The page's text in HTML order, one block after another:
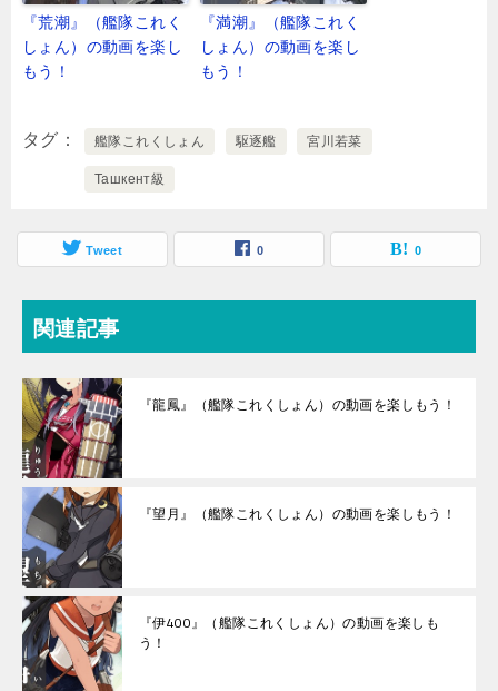
『荒潮』（艦隊これく
しょん）の動画を楽し
もう！
『満潮』（艦隊これく
しょん）の動画を楽し
もう！
タグ 艦隊これくしょん 駆逐艦 宮川若菜
Ташкент級
Tweet 0 0
関連記事
『龍鳳』（艦隊これくしょん）の動画を楽しもう！
『望月』（艦隊これくしょん）の動画を楽しもう！
『伊400』（艦隊これくしょん）の動画を楽しも
う！